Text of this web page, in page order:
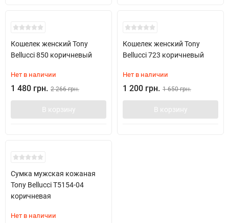
Скидка!
Кошелек женский Tony
Bellucci 850 коричневый
Нет в наличии
1 480 грн. 2 266 грн.
В корзину
Кошелек женский Tony
Bellucci 723 коричневый
Нет в наличии
1 200 грн. 1 650 грн.
В корзину
Сумка мужская кожаная
Tony Bellucci T5154-04
коричневая
Нет в наличии